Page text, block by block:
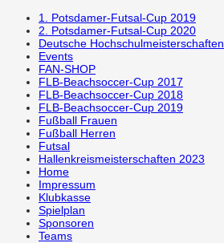
1. Potsdamer-Futsal-Cup 2019
2. Potsdamer-Futsal-Cup 2020
Deutsche Hochschulmeisterschaften
Events
FAN-SHOP
FLB-Beachsoccer-Cup 2017
FLB-Beachsoccer-Cup 2018
FLB-Beachsoccer-Cup 2019
Fußball Frauen
Fußball Herren
Futsal
Hallenkreismeisterschaften 2023
Home
Impressum
Klubkasse
Spielplan
Sponsoren
Teams